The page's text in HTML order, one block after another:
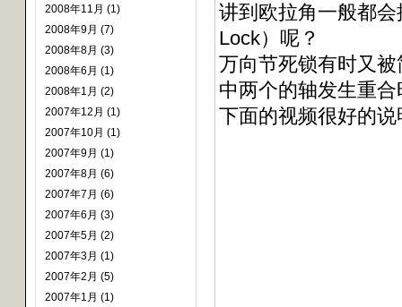
2008年11月 (1)
2008年9月 (7)
2008年8月 (3)
2008年6月 (1)
2008年1月 (2)
2007年12月 (1)
2007年10月 (1)
2007年9月 (1)
2007年8月 (6)
2007年7月 (6)
2007年6月 (3)
2007年5月 (2)
2007年3月 (1)
2007年2月 (5)
2007年1月 (1)
讲到欧拉角一般都
Lock）呢？
万向节死锁有时又
中两个的轴发生重
下面的视频很好的